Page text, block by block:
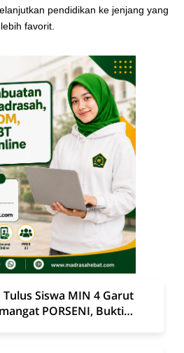
pendidikan ke jenjang yang
lebih favorit.
Siswa MIN 4 Garut
PORSENI, Bukti
dan Swasta Bersatu